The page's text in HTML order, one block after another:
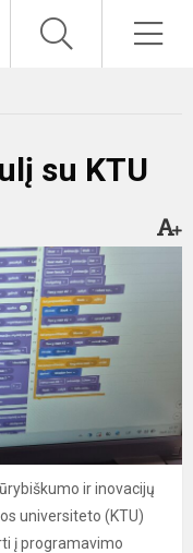
su KTU
ir inovacijų
universiteto (KTU)
į programavimo